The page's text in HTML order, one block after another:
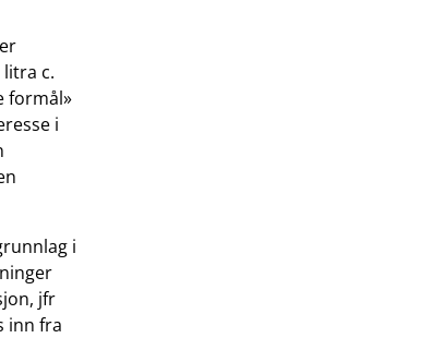
c.
formål»
i
i
jfr
inn fra